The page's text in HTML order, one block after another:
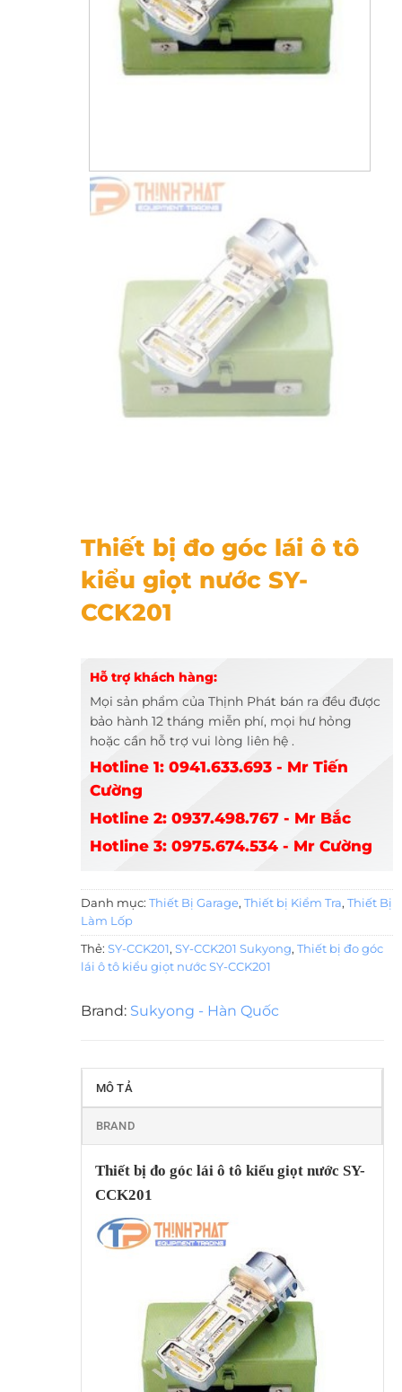
Thiết bị đo góc lái ô tô
kiểu giọt nước SY-
CCK201
Hỗ trợ khách hàng:
Mọi sản phẩm của Thịnh Phát bán ra đều được
bảo hành 12 tháng miễn phí, mọi hư hỏng
hoặc cần hỗ trợ vui lòng liên hệ .
Hotline 1: 0941.633.693 - Mr Tiến
Cường
Hotline 2: 0937.498.767 - Mr Bắc
Hotline 3: 0975.674.534 - Mr Cường
Danh mục: Thiết Bị Garage, Thiết bị Kiểm Tra, Thiết Bị
Làm Lốp
Thẻ: SY-CCK201, SY-CCK201 Sukyong, Thiết bị đo góc
lái ô tô kiểu giọt nước SY-CCK201
Brand: Sukyong - Hàn Quốc
MÔ TẢ
BRAND
Thiết bị đo góc lái ô tô kiểu giọt nước SY-
CCK201